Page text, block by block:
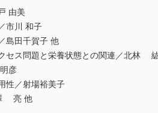
由美
市川 和子
島田千賀子 他
セス問題と栄養状態との関連／北林
彦
性／射場裕美子
亮 他